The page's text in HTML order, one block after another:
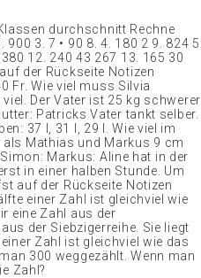
durchschnitt Rechne
3. 7 • 90 8. 4. 180 2 9. 824 5.
12. 240 43 267 13. 165 30
der Rückseite Notizen
Fr. Wie viel muss Silvia
Der Vater ist 25 kg schwerer
Patricks Vater tankt selber.
37 l, 31 l, 29 l. Wie viel im
Mathias und Markus 9 cm
Markus: Aline hat in der
in einer halben Stunde. Um
auf der Rückseite Notizen
einer Zahl ist gleichviel wie
eine Zahl aus der
der Siebzigerreihe. Sie liegt
Zahl ist gleichviel wie das
300 weggezählt. Wenn man
Zahl?